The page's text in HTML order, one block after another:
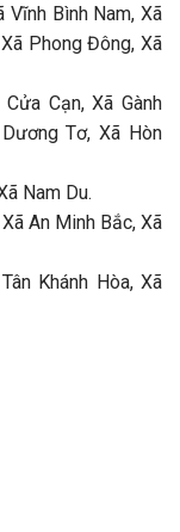
Vĩnh Bình Nam, Xã
Phong Đông, Xã
Cạn, Xã Gành
Tơ, Xã Hòn
Nam Du.
An Minh Bắc, Xã
Khánh Hòa, Xã